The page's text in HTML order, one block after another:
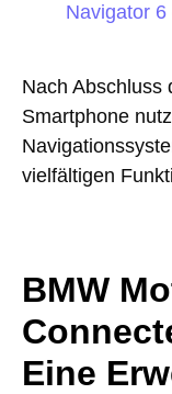
Navigator 6
Nach Abschluss
Smartphone
vielfältigen
BMW
Eine